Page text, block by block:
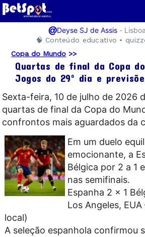
@Deyse SJ de Assis-
🧠 Conteúdo educativo •
Copa do Mundo >>
Quartas de final da Copa
Jogos do 29º dia e
Sexta-feira, 10 de julho de 2026
quartas de final da Copa do
confrontos mais aguardados da
Em um duelo
emocionante, a
Bélgica por 2 a 1
nas semifinais.
Espanha 2 x 1
Los Angeles,
local)
A seleção espanhola confirmou